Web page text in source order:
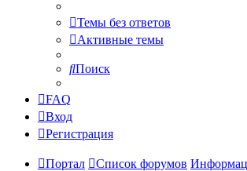
Темы без ответов
Активные темы
Поиск
FAQ
Вход
Регистрация
Портал Список форумов